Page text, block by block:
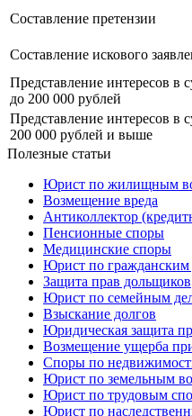
Составление претензии
Составление искового
Представление интересов в
до 200 000 рублей
Представление интересов в
200 000 рублей и выше
Полезные статьи
Юрист по жилищным
Возмещение вреда
Антиколлектор
Пенсионные споры
Медицинские споры
Юрист по гражданским
Защита прав дольщиков
Юрист по семейным
Взыскание долгов
Юридическая защита
Возмещение ущерба
Споры по
Юрист по земельным
Юрист по трудовым
Юрист по